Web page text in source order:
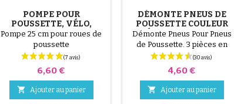
(1 avis)
POMPE POUR
POUSSETTE, VÉLO,
TROTTINETTE
Pompe 25 cm pour roues de
poussette
Prix
6,60 €
 Ajouter au panier
DÉMONTE PNEUS DE
POUSSETTE COULEUR
ALÉATOIRE 1 LOT DE 3
PIÈCES
Démonte Pneus Pour Pneus
de Poussette. 3 pièces en
plastique de haute qualité,
couleur aléatoire, noir, rouge,
vert, jaune et bleu ou 3 pièces
en acier ( gris ) Le montage du
pneu se fait sans outils et
Prix
4,60 €
 Ajouter au panier